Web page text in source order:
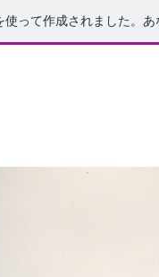
使って作成されました。